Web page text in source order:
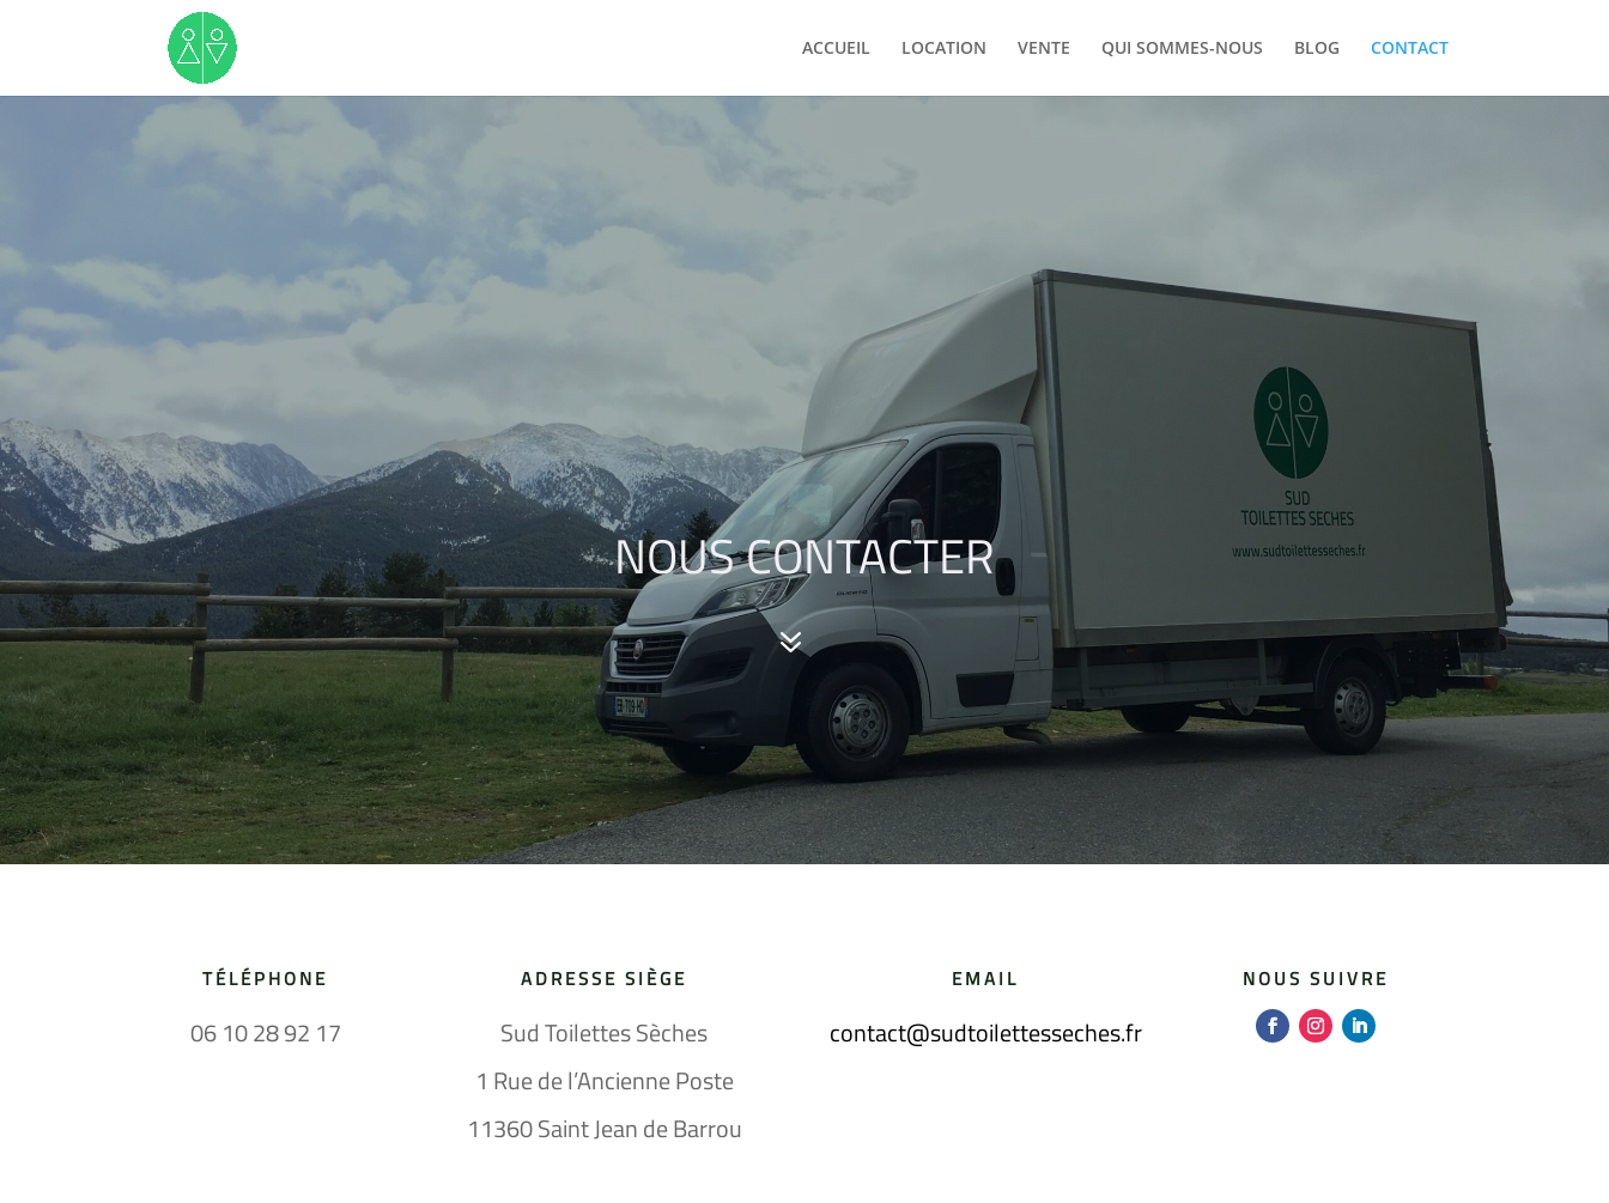
ACCUEIL LOCATION VENTE QUI SOMMES-NOUS BLOG CONTACT
NOUS CONTACTER
,
TÉLÉPHONE
06 10 28 92 17
ADRESSE SIÈGE
Sud Toilettes Sèches
1 Rue de l’Ancienne Poste
11360 Saint Jean de Barrou
EMAIL
contact@sudtoilettesseches.fr
NOUS SUIVRE